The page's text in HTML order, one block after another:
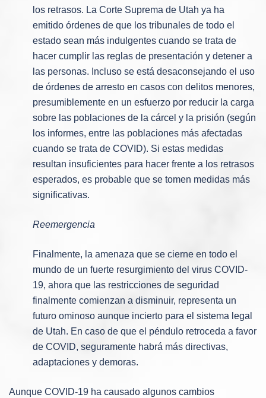
los retrasos. La Corte Suprema de Utah ya ha
emitido órdenes de que los tribunales de todo el
estado sean más indulgentes cuando se trata de
hacer cumplir las reglas de presentación y detener a
las personas. Incluso se está desaconsejando el uso
de órdenes de arresto en casos con delitos menores,
presumiblemente en un esfuerzo por reducir la carga
sobre las poblaciones de la cárcel y la prisión (según
los informes, entre las poblaciones más afectadas
cuando se trata de COVID). Si estas medidas
resultan insuficientes para hacer frente a los retrasos
esperados, es probable que se tomen medidas más
significativas.
Reemergencia
Finalmente, la amenaza que se cierne en todo el
mundo de un fuerte resurgimiento del virus COVID-
19, ahora que las restricciones de seguridad
finalmente comienzan a disminuir, representa un
futuro ominoso aunque incierto para el sistema legal
de Utah. En caso de que el péndulo retroceda a favor
de COVID, seguramente habrá más directivas,
adaptaciones y demoras.
Aunque COVID-19 ha causado algunos cambios